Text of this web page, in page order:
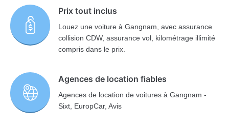
Prix tout inclus
Louez une voiture à Gangnam, avec assurance
collision CDW, assurance vol, kilométrage illimité
compris dans le prix.
Agences de location fiables
Agences de location de voitures à Gangnam -
Sixt, EuropCar, Avis